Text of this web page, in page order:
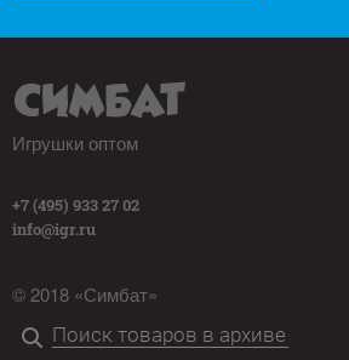
Игрушки оптом
+7 (495) 933 27 02
info@igr.ru
© 2018 «Симбат»